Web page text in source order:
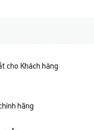
cho Khách hàng
hãng